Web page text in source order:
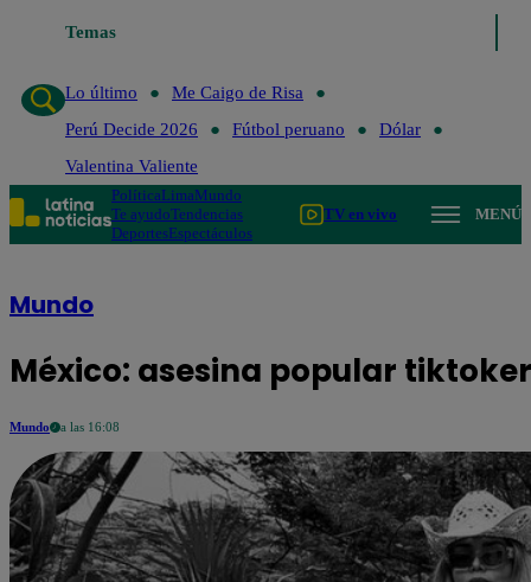
Temas
Lo último
Lo último
Me Caigo de Risa
Perú Decide 2026
Fútbol peruano
Dólar
Valentina Valiente
PolíticaLimaMundo
Te ayudoTendencias
DeportesEspectáculos
TV en vivo MENÚ
Mundo
México: asesina popular
Mundo a las 16:08